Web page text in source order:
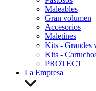
Maleables
Gran volumen
Accesorios
Maletínes
Kits - Grandes
Kits -
PROTECT
La Empresa